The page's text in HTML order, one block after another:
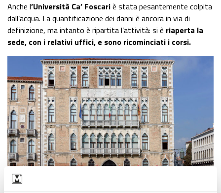
Anche l’Università Ca’ Foscariè stata pesantemente colpita
dall’acqua. La quantificazione dei danni è ancora in via di
definizione, ma intanto è ripartita l’attività: si è riaperta la
sede, con i relativi uffici, e sono ricominciati i corsi.